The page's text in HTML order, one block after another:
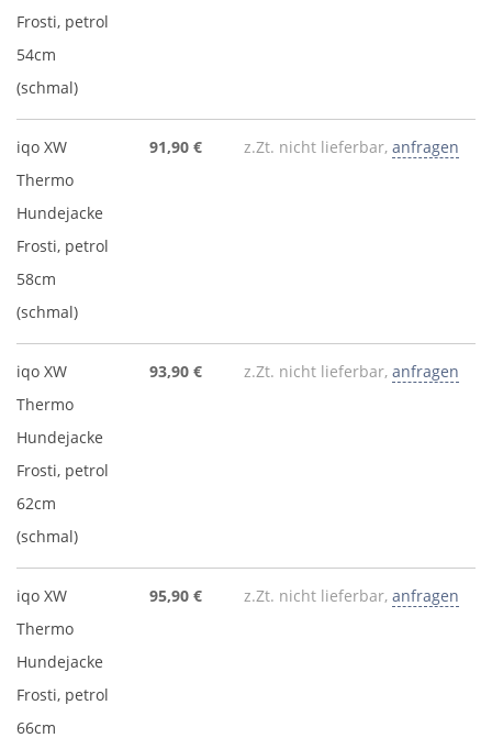
Frosti, petrol
54cm
(schmal)
iqo XW
Thermo
Hundejacke
Frosti, petrol
58cm
(schmal)
91,90 € z.Zt. nicht lieferbar, anfragen
iqo XW
Thermo
Hundejacke
Frosti, petrol
62cm
(schmal)
93,90 € z.Zt. nicht lieferbar, anfragen
iqo XW
Thermo
Hundejacke
Frosti, petrol
66cm
95,90 € z.Zt. nicht lieferbar, anfragen